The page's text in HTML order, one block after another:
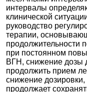
интервалы
клинической
руководство
терапии,
продолжительности
при постоянном
ВГН, снижение дозы
продолжить прием
снижение
продолжает